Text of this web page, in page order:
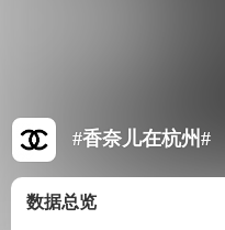
#香奈儿在杭州#
数据总览